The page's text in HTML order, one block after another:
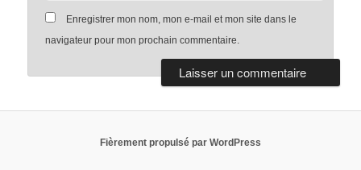
Enregistrer mon nom, mon e-mail et mon site dans le
navigateur pour mon prochain commentaire.
Fièrement propulsé par WordPress